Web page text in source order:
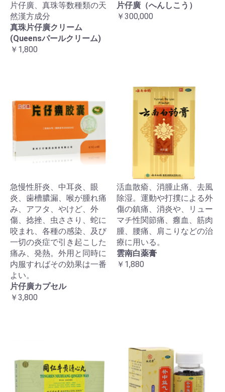
片仔廣、真珠等数種類の天
然漢方成分
真珠片仔廣クリーム
(Queensパールクリーム)
￥1,800
片仔廣（へんしこう）
￥300,000
急慢性肝炎、中耳炎、眼
炎、歯槽膿漏、喉が腫れ痛
み、アフタ、やけど、外
傷、捻挫、虫ささり、蛇に
咬まれ、各種の感染、及び
一切の炎症で引き起こした
痛み、発熱。外用と同時に
内服すればその効果は一番
よい。
片仔廣カプセル
￥3,800
活血散瘉、消腫止痛、去風
除湿。運動や打撲による外
傷の鎮痛、消炎や、リュー
マチ性関節痛、癰血、筋肉
腫、腰痛、肩こりなどの治
療に用いる。
雲南白薬膏
￥1,880